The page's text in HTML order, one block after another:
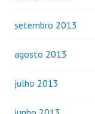
setembro 2013
agosto 2013
julho 2013